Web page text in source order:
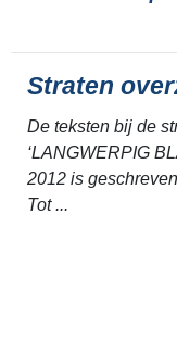
Straten
De teksten bij de
‘LANGWERPIG
2012 is
Tot ...